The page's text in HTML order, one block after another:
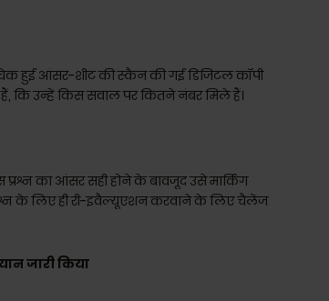
चेक हुई आंसर-शीट की स्कैन की गई डिजिटल कॉपी
कि उन्हें किस सवाल पर कितने नंबर मिले हैं।
का आंसर सही होने के बावजूद उसे मार्किंग
के लिए ही री-इवैल्यूएशन करवाने के लिए चैलेंज
जारी किया